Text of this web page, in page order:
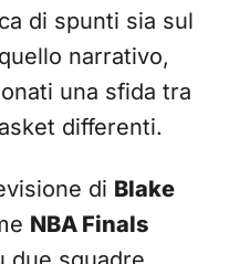
di spunti sia sul
narrativo,
una sfida tra
differenti.
di Blake
NBA Finals